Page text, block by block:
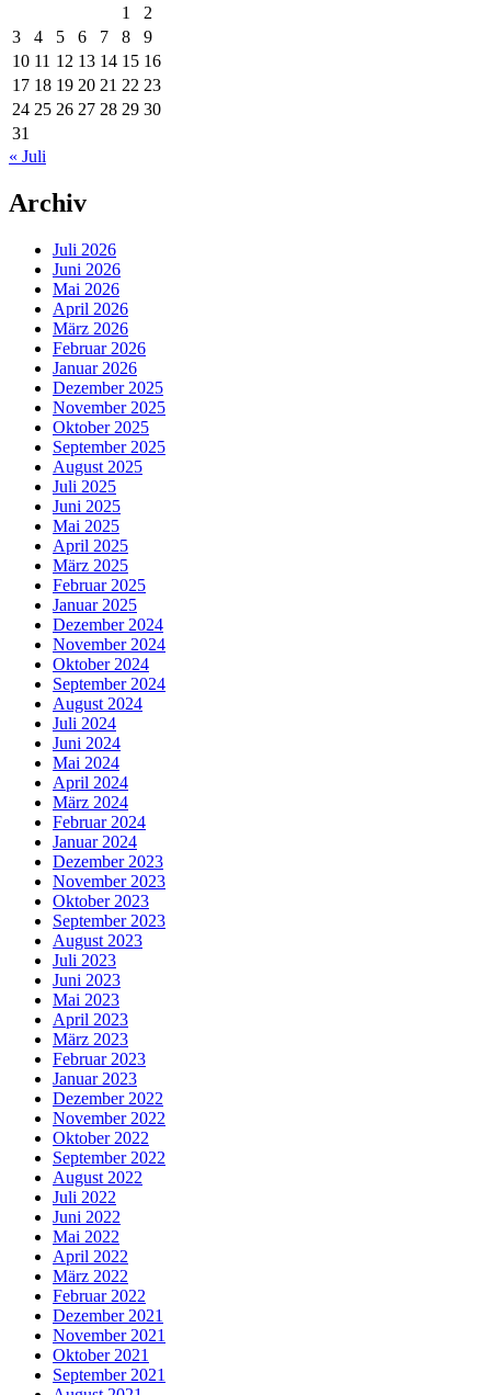
1
2
3
4 5 6 7 8
9
10 11 12 13 14 15 16
17 18 19 20 21 22 23
24 25 26 27 28 29 30
31
« Juli
Archiv
Juli 2026
Juni 2026
Mai 2026
April 2026
März 2026
Februar 2026
Januar 2026
Dezember 2025
November 2025
Oktober 2025
September 2025
August 2025
Juli 2025
Juni 2025
Mai 2025
April 2025
März 2025
Februar 2025
Januar 2025
Dezember 2024
November 2024
Oktober 2024
September 2024
August 2024
Juli 2024
Juni 2024
Mai 2024
April 2024
März 2024
Februar 2024
Januar 2024
Dezember 2023
November 2023
Oktober 2023
September 2023
August 2023
Juli 2023
Juni 2023
Mai 2023
April 2023
März 2023
Februar 2023
Januar 2023
Dezember 2022
November 2022
Oktober 2022
September 2022
August 2022
Juli 2022
Juni 2022
Mai 2022
April 2022
März 2022
Februar 2022
Dezember 2021
November 2021
Oktober 2021
September 2021